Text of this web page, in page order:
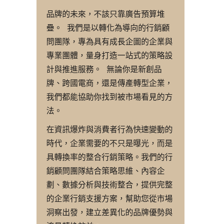
品牌的未來，不該只靠廣告預算堆
疊。 我們是以轉化為導向的行銷顧
問團隊，專為具有成長企圖的企業與
專業團體，量身打造一站式的策略設
計與推進服務。 無論你是新創品
牌、跨國電商，還是傳產轉型企業，
我們都能協助你找到被市場看見的方
法。
在資訊爆炸與消費者行為快速變動的
時代，企業需要的不只是曝光，而是
具轉換率的整合行銷策略。我們的行
銷顧問團隊結合策略思維、內容企
劃、數據分析與技術整合，提供完整
的企業行銷支援方案，幫助您從市場
洞察出發，建立差異化的品牌優勢與